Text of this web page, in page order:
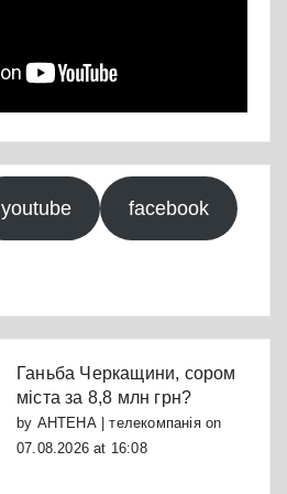
youtube facebook
Ганьба Черкащини, сором
міста за 8,8 млн грн?
by АНТЕНА | телекомпаніяon
07.08.2026 at 16:08